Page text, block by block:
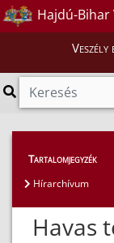
Hajdú-Bihar
Híreink >
Tartalomjegyzék
Hírarchívum
Havas